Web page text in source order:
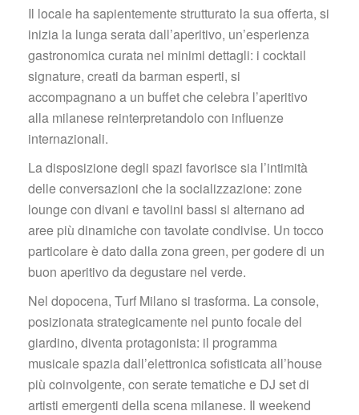
Il locale ha sapientemente strutturato la sua offerta, si
inizia la lunga serata dall’aperitivo, un’esperienza
gastronomica curata nei minimi dettagli: i cocktail
ignature, creati da barman esperti, si
accompagnano a un buffet che celebra l’aperitivo
alla milanese reinterpretandolo con influenze
internazionali.
La disposizione degli spazi favorisce sia l’intimità
delle conversazioni che la socializzazione: zone
lounge con divani e tavolini bassi si alternano ad
aree più dinamiche con tavolate condivise. Un tocco
particolare è dato dalla zona green, per godere di un
buon aperitivo da degustare nel verde.
Nel dopocena, Turf Milano si trasforma. La console,
posizionata strategicamente nel punto focale del
giardino, diventa protagonista: il programma
musicale spazia dall’elettronica sofisticata all’house
più coinvolgente, con serate tematiche e DJ set di
artisti emergenti della scena milanese. Il weekend